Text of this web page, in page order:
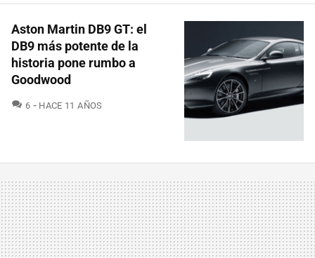
Aston Martin DB9 GT: el
DB9 más potente de la
historia pone rumbo a
Goodwood
6 COMENTARIOS
HACE 11 AÑOS